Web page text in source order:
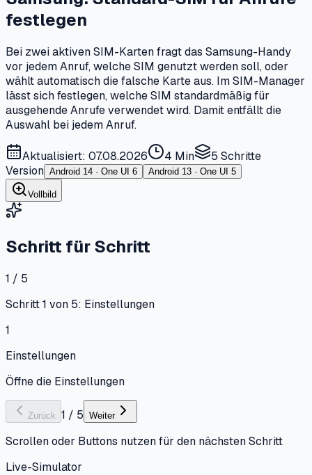
festlegen
Bei zwei aktiven SIM-Karten fragt das Samsung-Handy
vor jedem Anruf, welche SIM genutzt werden soll, oder
wählt automatisch die falsche Karte aus. Im SIM-Manager
lässt sich festlegen, welche SIM standardmäßig für
ausgehende Anrufe verwendet wird. Damit entfällt die
Auswahl bei jedem Anruf.
Aktualisiert: 07.08.2026 4 Min 5 Schritte
Version Android 14 · One UI 6 Android 13 · One UI 5
Vollbild
Schritt für Schritt
1 / 5
Schritt 1 von 5: Einstellungen
1
Einstellungen
Öffne die Einstellungen
Zurück 1 / 5 Weiter
Scrollen oder Buttons nutzen für den nächsten Schritt
Live-Simulator